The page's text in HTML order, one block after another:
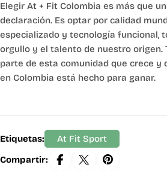
Elegir At + Fit Colombia es más que
declaración. Es optar por calidad
especializado y tecnología funcional,
orgullo y el talento de nuestro origen.
parte de esta comunidad que crece y
en Colombia está hecho para ganar.
Etiquetas:
At Fit Sport
Compartir: